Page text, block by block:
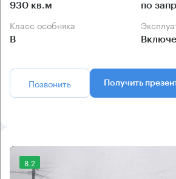
930 кв.м по
Класс особняка
B
Позвонить Получить
8.2